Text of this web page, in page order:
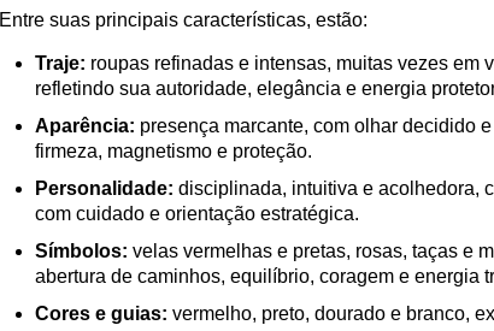
Entre suas principais características, estão:
Traje: roupas refinadas e intensas, muitas vezes em
refletindo sua autoridade, elegância e energia
Aparência: presença marcante, com olhar decidido
firmeza, magnetismo e proteção.
Personalidade: disciplinada, intuitiva e acolhedora,
com cuidado e orientação estratégica.
Símbolos: velas vermelhas e pretas, rosas, taças e
abertura de caminhos, equilíbrio, coragem e energia
Cores e guias: vermelho, preto, dourado e branco,